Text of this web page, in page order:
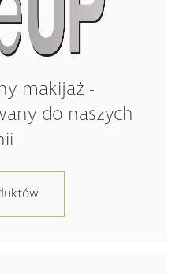
makijaż -
do naszych